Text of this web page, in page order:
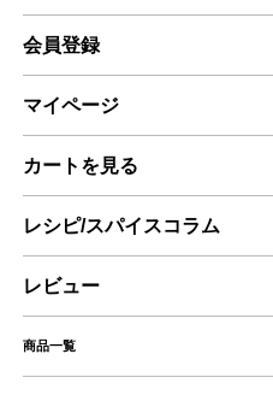
会員登録
マイページ
カートを見る
レシピ/スパイスコラム
レビュー
商品一覧